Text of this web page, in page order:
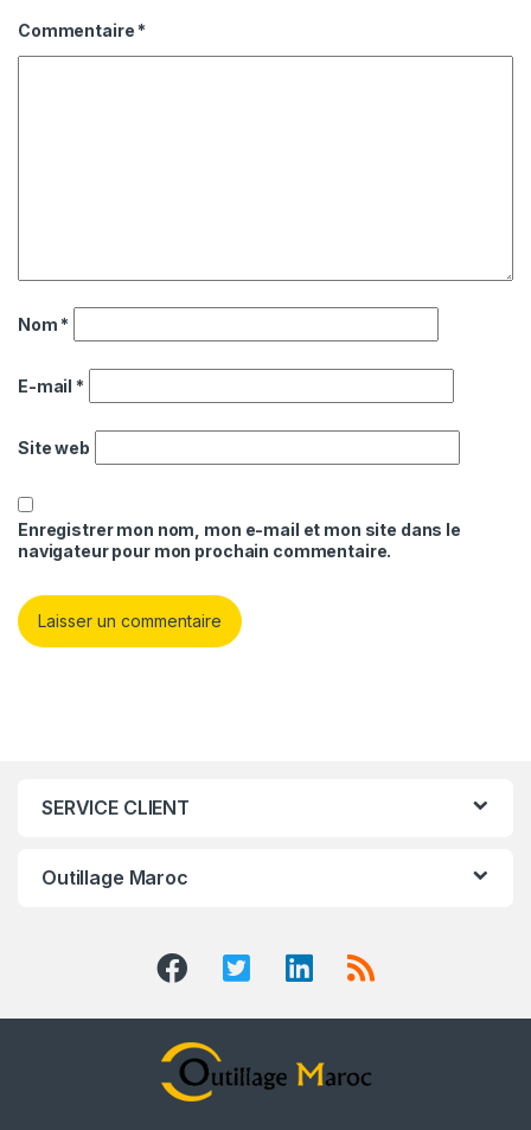
Commentaire *
Nom *
E-mail *
Site web
Enregistrer mon nom, mon e-mail et mon site dans le
navigateur pour mon prochain commentaire.
SERVICE CLIENT
Outillage Maroc